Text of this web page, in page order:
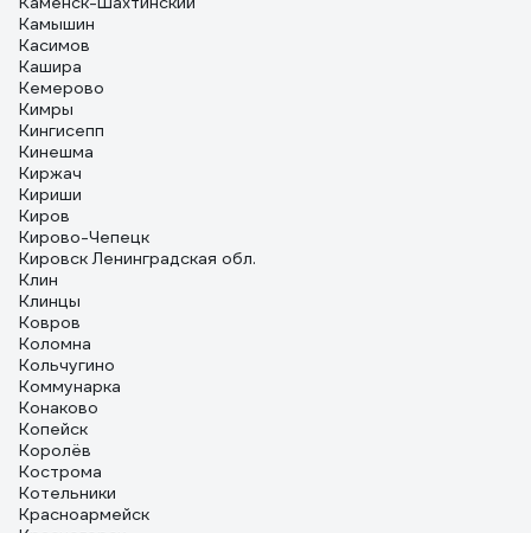
Камышин
Касимов
Кашира
Кемерово
Кимры
Кингисепп
Кинешма
Киржач
Кириши
Киров
Кирово-Чепецк
Кировск Ленинградская обл.
Клин
Клинцы
Ковров
Коломна
Кольчугино
Коммунарка
Конаково
Копейск
Королёв
Кострома
Котельники
Красноармейск